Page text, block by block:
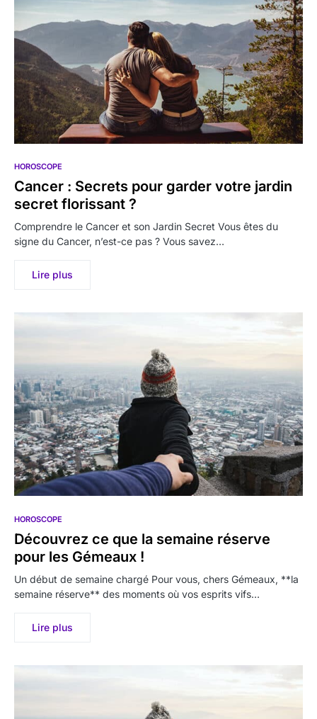
HOROSCOPE
Cancer : Secrets pour garder votre jardin
secret florissant ?
Comprendre le Cancer et son Jardin Secret Vous êtes du
signe du Cancer, n’est-ce pas ? Vous savez…
Lire plus
HOROSCOPE
Découvrez ce que la semaine réserve
pour les Gémeaux !
Un début de semaine chargé Pour vous, chers Gémeaux, **la
semaine réserve** des moments où vos esprits vifs…
Lire plus